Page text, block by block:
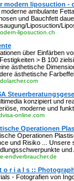
modern liposuction -
ambulante
und Bauchfett
Liposuction/
liposuction.ch
über Einfärben
> B 100
ästhetische
ästhetische
konzipiert und
moderne und
online.com
Operationen
Operationen
und Risiko ... Unsere
und
endverbraucher.de
o r i a l s ::
- Fotografien von